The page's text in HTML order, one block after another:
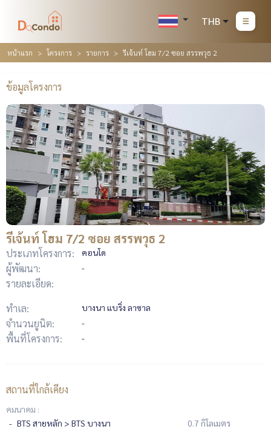
THB
หน้าแรก โครงการ รายการ รีเจ้นท์ โฮม 7/2 ซอย สรรพวุธ 2
ข้อมูลโครงการ
รีเจ้นท์ โฮม 7/2 ซอย สรรพวุธ 2
ประเภทโครงการ: คอนโด
ผู้พัฒนา: -
รายละเอียด:
ทำเล:
บางนา แบริ่ง ลาซาล
จำนวนยูนิต: -
พื้นที่โครงการ: -
สถานที่ใกล้เคียง
คมนาคม :
BTS สายหลัก > BTS บางนา
0.7 กิโลเมตร